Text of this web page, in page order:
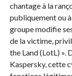
chantage à la
publiquement ou
groupe modifie
de la victime,
the Land (LotL) ».
Kaspersky, cette